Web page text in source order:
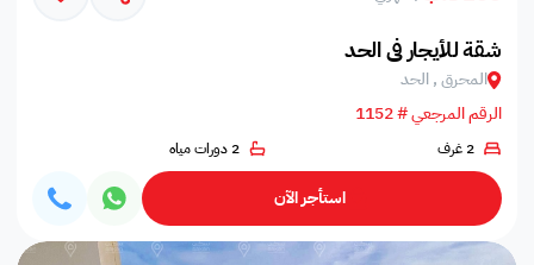
شقة للأيجار في الحد
المحرق , الحد
الرقم المرجعي # 1152
2 غرف 2 دورات مياه
استأجر الآن